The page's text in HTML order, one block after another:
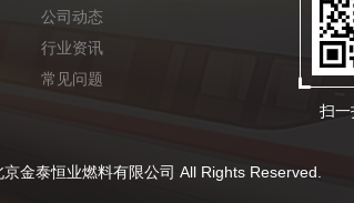
公司动态
行业资讯
常见问题
扫一
恒业燃料有限公司 All Rights Reserved.